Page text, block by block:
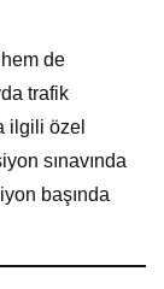
de
trafik
ilgili özel
sınavında
başında